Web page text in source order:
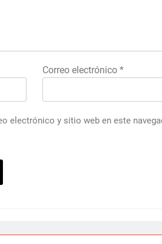
Correo electrónico *
electrónico y sitio web en este